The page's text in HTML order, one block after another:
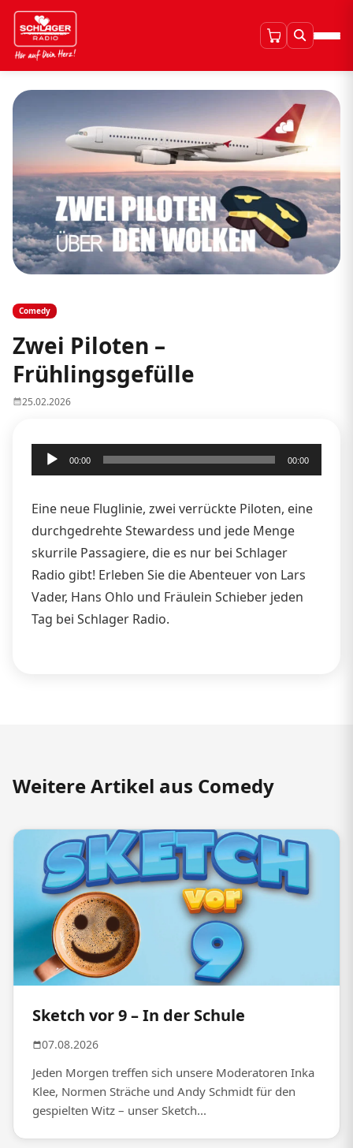
Comedy
Zwei Piloten –
Frühlingsgefülle
25.02.2026
Audio-
Player
00:00 00:00
Eine neue Fluglinie, zwei verrückte Piloten, eine
durchgedrehte Stewardess und jede Menge
skurrile Passagiere, die es nur bei Schlager
Radio gibt! Erleben Sie die Abenteuer von Lars
Vader, Hans Ohlo und Fräulein Schieber jeden
Tag bei Schlager Radio.
Weitere Artikel aus Comedy
Sketch vor 9 – In der Schule
07.08.2026
Jeden Morgen treffen sich unsere Moderatoren Inka
Klee, Normen Sträche und Andy Schmidt für den
gespielten Witz – unser Sketch...